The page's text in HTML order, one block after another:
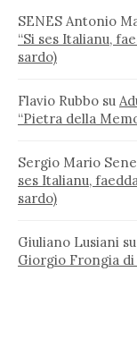
SENES Antonio
“Si ses Italianu,
sardo)
Flavio Rubbo su
“Pietra della
Sergio Mario
ses Italianu,
sardo)
Giuliano Lusiani su
Giorgio Frongia